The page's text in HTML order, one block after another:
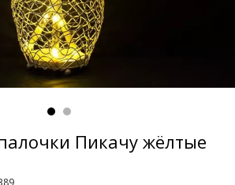
Пикачу жёлтые